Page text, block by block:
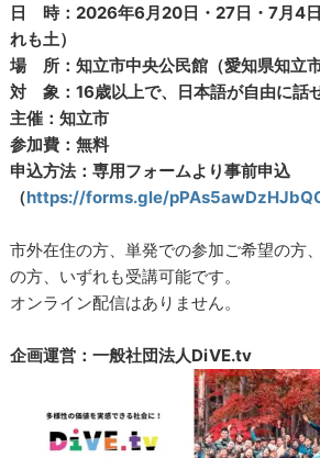
日 時：2026年6月20日・27日・7月4
れも土）
場 所：知立市中央公民館（愛知県知立市
対 象：16歳以上で、日本語が自由に話
主催：知立市
参加費：無料
申込方法：専用フォームより事前申込
（https://forms.gle/
市外在住の方、単発での参加ご希望の方
の方、いずれも受講可能です。
オンライン配信はありません。
企画運営：一般社団法人DiVE.tv